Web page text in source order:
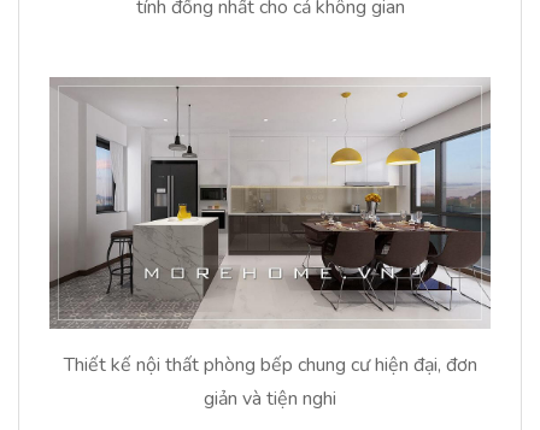
tính đồng nhất cho cả không gian
Thiết kế nội thất phòng bếp chung cư hiện đại, đơn
giản và tiện nghi